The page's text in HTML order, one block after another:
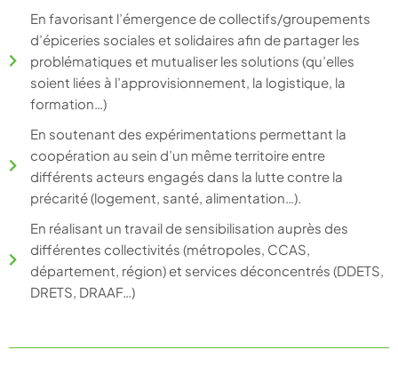
En favorisant l’émergence de collectifs/groupements
d’épiceries sociales et solidaires afin de partager les
problématiques et mutualiser les solutions (qu’elles
soient liées à l’approvisionnement, la logistique, la
formation…)
En soutenant des expérimentations permettant la
coopération au sein d’un même territoire entre
différents acteurs engagés dans la lutte contre la
précarité (logement, santé, alimentation…).
En réalisant un travail de sensibilisation auprès des
différentes collectivités (métropoles, CCAS,
département, région) et services déconcentrés (DDETS,
DRETS, DRAAF…)